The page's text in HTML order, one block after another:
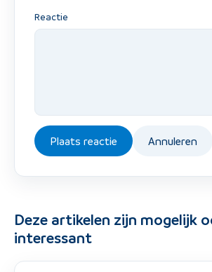
Reactie
Plaats reactie Annuleren
Deze artikelen zijn mogelijk
interessant